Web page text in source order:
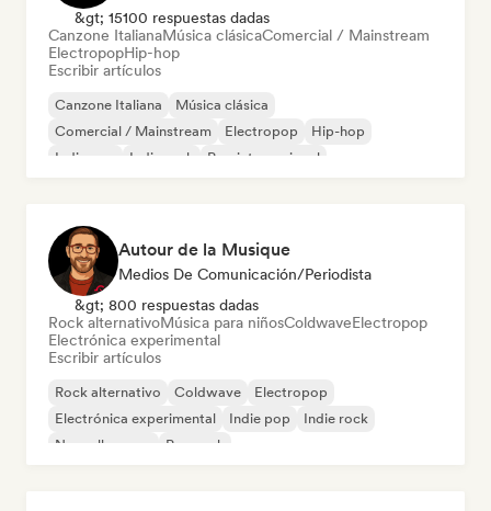
&gt; 15100 respuestas dadas
Canzone ItalianaMúsica clásicaComercial / Mainstream
ElectropopHip-hop
Escribir artículos
Canzone Italiana
Música clásica
Comercial / Mainstream
Electropop
Hip-hop
Indie pop
Indie rock Pop internacional
Autour de la Musique
Medios De Comunicación/Periodista
&gt; 800 respuestas dadas
Rock alternativoMúsica para niñosColdwaveElectropop
Electrónica experimental
Escribir artículos
Rock alternativo Coldwave
Electropop
Electrónica experimental
Indie pop
Indie rock
Nouvelle scene
Pop rock